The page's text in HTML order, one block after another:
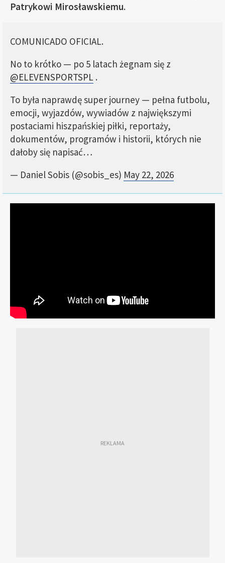
Patrykowi Mirosławskiemu.
COMUNICADO OFICIAL.
No to krótko — po 5 latach żegnam się z
@ELEVENSPORTSPL .
To była naprawdę super journey — pełna futbolu,
emocji, wyjazdów, wywiadów z największymi
postaciami hiszpańskiej piłki, reportaży,
dokumentów, programów i historii, których nie
dałoby się napisać…
— Daniel Sobis (@sobis_es) May 22, 2026